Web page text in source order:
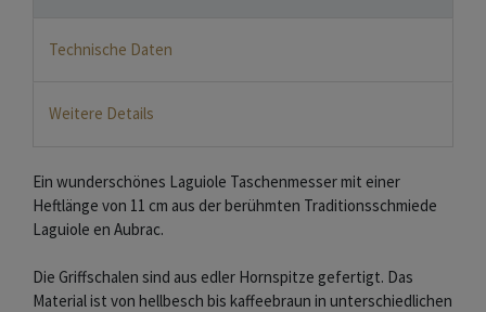
Technische Daten
Weitere Details
Ein wunderschönes Laguiole Taschenmesser mit einer
Heftlänge von 11 cm aus der berühmten Traditionsschmiede
Laguiole en Aubrac.
Die Griffschalen sind aus edler Hornspitze gefertigt. Das
Material ist von hellbesch bis kaffeebraun in unterschiedlichen